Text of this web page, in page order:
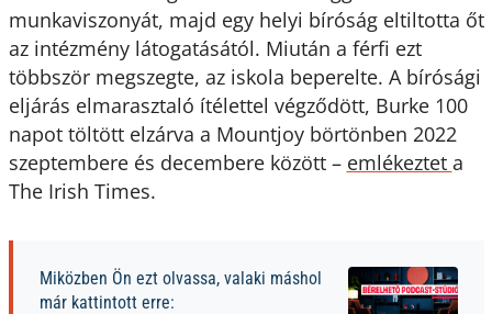
munkaviszonyát, majd egy helyi bíróság eltiltotta őt
az intézmény látogatásától. Miután a férfi ezt
többször megszegte, az iskola beperelte. A bírósági
eljárás elmarasztaló ítélettel végződött, Burke 100
napot töltött elzárva a Mountjoy börtönben 2022
szeptembere és decembere között – emlékeztet a
The Irish Times.
Miközben Ön ezt olvassa, valaki máshol
már kattintott erre: